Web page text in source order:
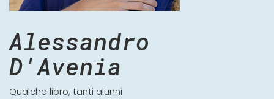
Alessandro
D'Avenia
Qualche libro, tanti alunni